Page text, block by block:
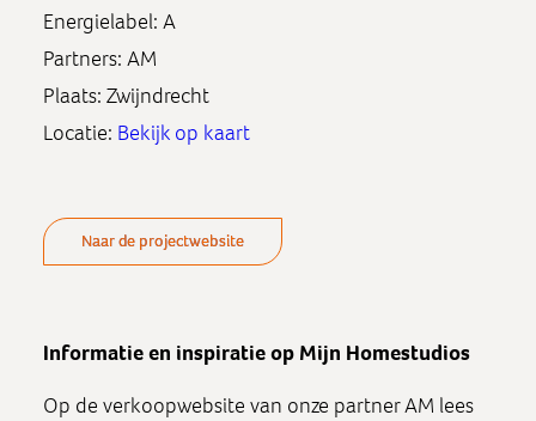
Energielabel: A
Partners: AM
Plaats: Zwijndrecht
Locatie: Bekijk op kaart
Naar de projectwebsite
Informatie en inspiratie op Mijn Homestudios
Op de verkoopwebsite van onze partner AM lees